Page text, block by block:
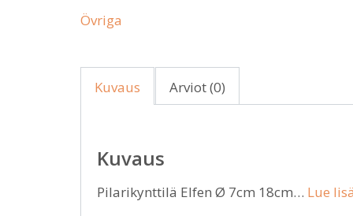
Övriga
Kuvaus Arviot (0)
Kuvaus
Pilarikynttilä Elfen Ø 7cm 18cm… Lue